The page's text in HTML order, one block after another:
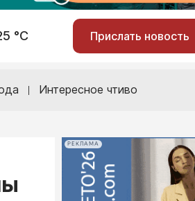
°С Прислать новость
Интересное чтиво
РЕКЛАМА